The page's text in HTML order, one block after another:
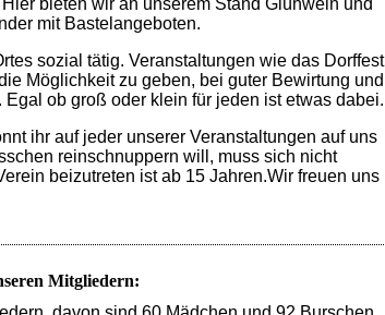
mit Bastelangeboten.
sozial tätig. Veranstaltungen wie das Dorffest
Möglichkeit zu geben, bei guter Bewirtung und
ob groß oder klein für jeden ist etwas dabei.
ihr auf jeder unserer Veranstaltungen auf uns
reinschnuppern will, muss sich nicht
beizutreten ist ab 15 Jahren.Wir freuen uns
Mitgliedern: